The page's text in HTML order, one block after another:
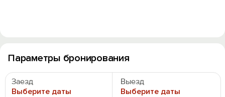
Параметры бронирования
Заезд
Выберите даты
Выезд
Выберите даты